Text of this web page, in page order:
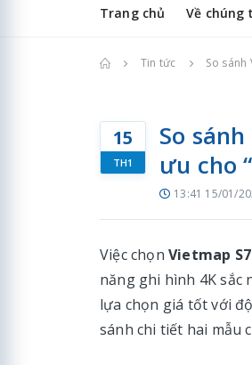
Trang chủ Về chúng
Trang chủ
Tin tức So sánh
15
TH1
So
ưu cho
13:41 15/01/
Việc chọn Vietmap
năng ghi hình 4K sắc
lựa chọn giá tốt với
sánh chi tiết hai mẫu